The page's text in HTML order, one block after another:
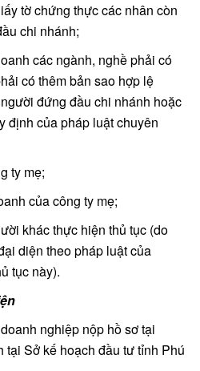
tờ chứng thực các nhân còn
chi nhánh;
các ngành, nghề phải có
có thêm bản sao hợp lệ
đứng đầu chi nhánh hoặc
định của pháp luật chuyên
ty mẹ;
của công ty mẹ;
khác thực hiện thủ tục (do
diện theo pháp luật của
tục này).
nghiệp nộp hồ sơ tại
tại Sở kế hoạch đầu tư tỉnh Phú